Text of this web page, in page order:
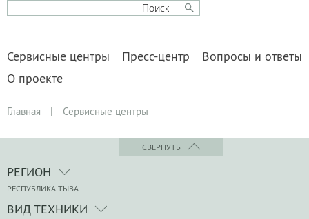
Сервисные центры Пресс-центр
Вопросы и ответы
О проекте
Главная | Сервисные центры
СВЕРНУТЬ
РЕГИОН
РЕСПУБЛИКА ТЫВА
ВИД ТЕХНИКИ